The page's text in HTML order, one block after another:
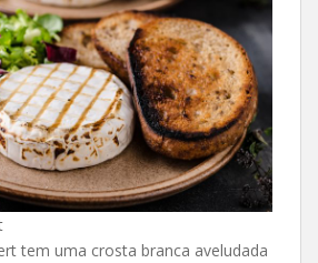
tem uma crosta branca aveludada